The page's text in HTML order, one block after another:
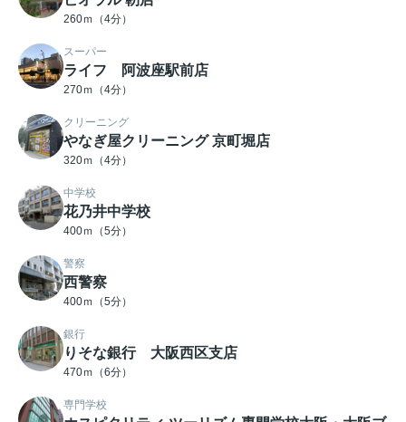
260ｍ（4分）
スーパー
ライフ 阿波座駅前店
270ｍ（4分）
クリーニング
やなぎ屋クリーニング 京町堀店
320ｍ（4分）
中学校
花乃井中学校
400ｍ（5分）
警察
西警察
400ｍ（5分）
銀行
りそな銀行 大阪西区支店
470ｍ（6分）
専門学校